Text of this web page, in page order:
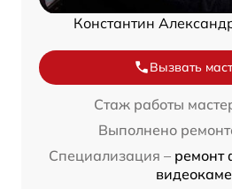
Константин
Вызвать
Стаж работы
Выполнено
Специализация – ремонт